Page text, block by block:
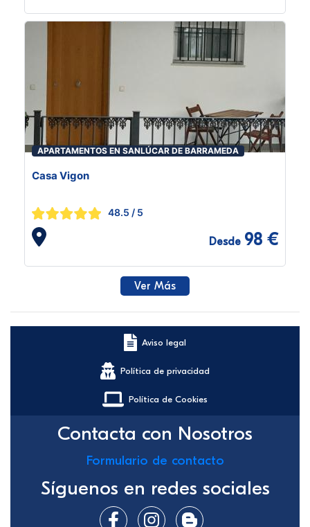
APARTAMENTOS EN SANLÚCAR DE BARRAMEDA
Casa Vigon
48.5 / 5
Desde 98 €
Ver Más
Aviso legal
Política de privacidad
Política de Cookies
Contacta con Nosotros
Formulario de contacto
Síguenos en redes sociales